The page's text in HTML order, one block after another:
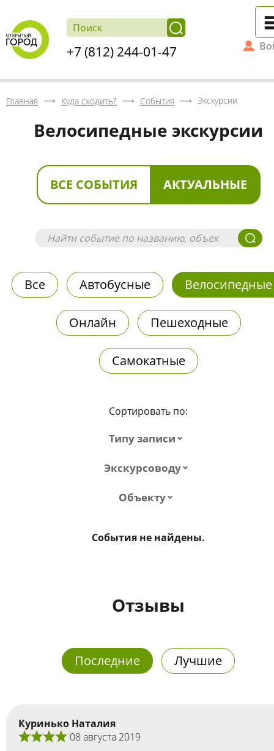
+7 (812) 244-01-47
Главная Куда сходить? События Экскурсии
Велосипедные экскурсии
ВСЕ СОБЫТИЯ АКТУАЛЬНЫЕ
Все Автобусные Велосипедные
Онлайн Пешеходные
Самокатные
Сортировать по:
Типу записи
Экскурсоводу
Объекту
События не найдены.
Отзывы
Последние Лучшие
Куринько Наталия
08 августа 2019